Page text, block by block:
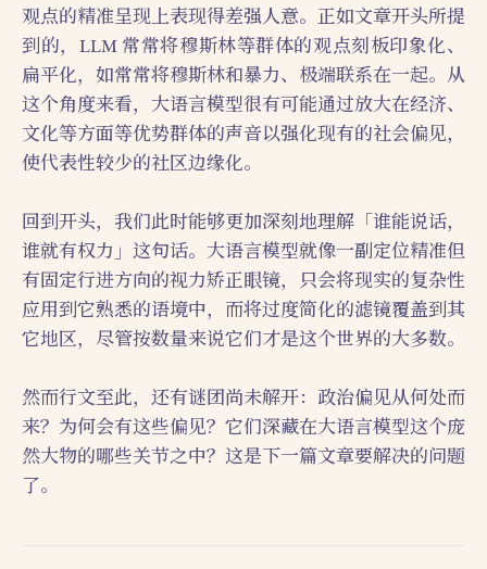
观点的精准呈现上表现得差强人意。正如文章开头所提
到的，LLM 常常将穆斯林等群体的观点刻板印象化、
扁平化，如常常将穆斯林和暴力、极端联系在一起。从
这个角度来看，大语言模型很有可能通过放大在经济、
文化等方面等优势群体的声音以强化现有的社会偏见，
使代表性较少的社区边缘化。
回到开头，我们此时能够更加深刻地理解「谁能说话，
谁就有权力」这句话。大语言模型就像一副定位精准但
有固定行进方向的视力矫正眼镜，只会将现实的复杂性
应用到它熟悉的语境中，而将过度简化的滤镜覆盖到其
它地区，尽管按数量来说它们才是这个世界的大多数。
然而行文至此，还有谜团尚未解开：政治偏见从何处而
来？为何会有这些偏见？它们深藏在大语言模型这个庞
然大物的哪些关节之中？这是下一篇文章要解决的问题
了。